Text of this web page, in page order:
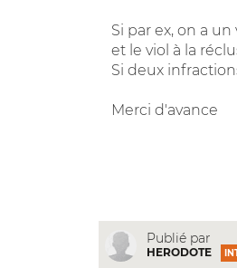
Si par ex, on a
et le viol à la
Si deux
Merci d'avance
Publié par
HERODOTE